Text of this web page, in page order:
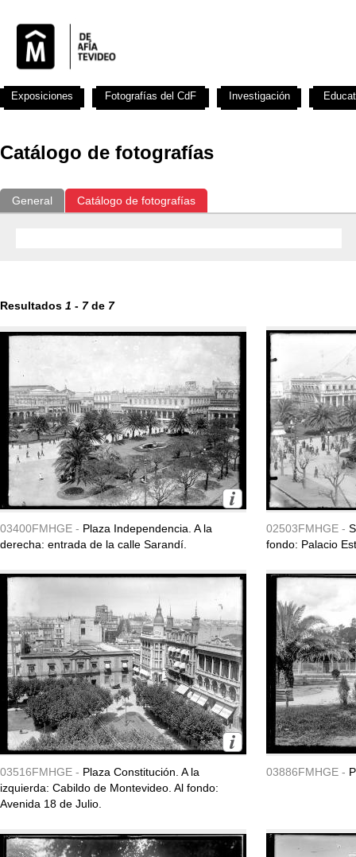
Catálogo de fotografías
General Catálogo de fotografías
Resultados 1 - 7de 7
03400FMHGE - Plaza Independencia. A la
derecha: entrada de la calle Sarandí.
02503FMHGE -
fondo: Palacio
03516FMHGE - Plaza Constitución. A la
izquierda: Cabildo de Montevideo. Al fondo:
Avenida 18 de Julio.
03886FMHGE -
Exposiciones Fotografías del CdF Investigación